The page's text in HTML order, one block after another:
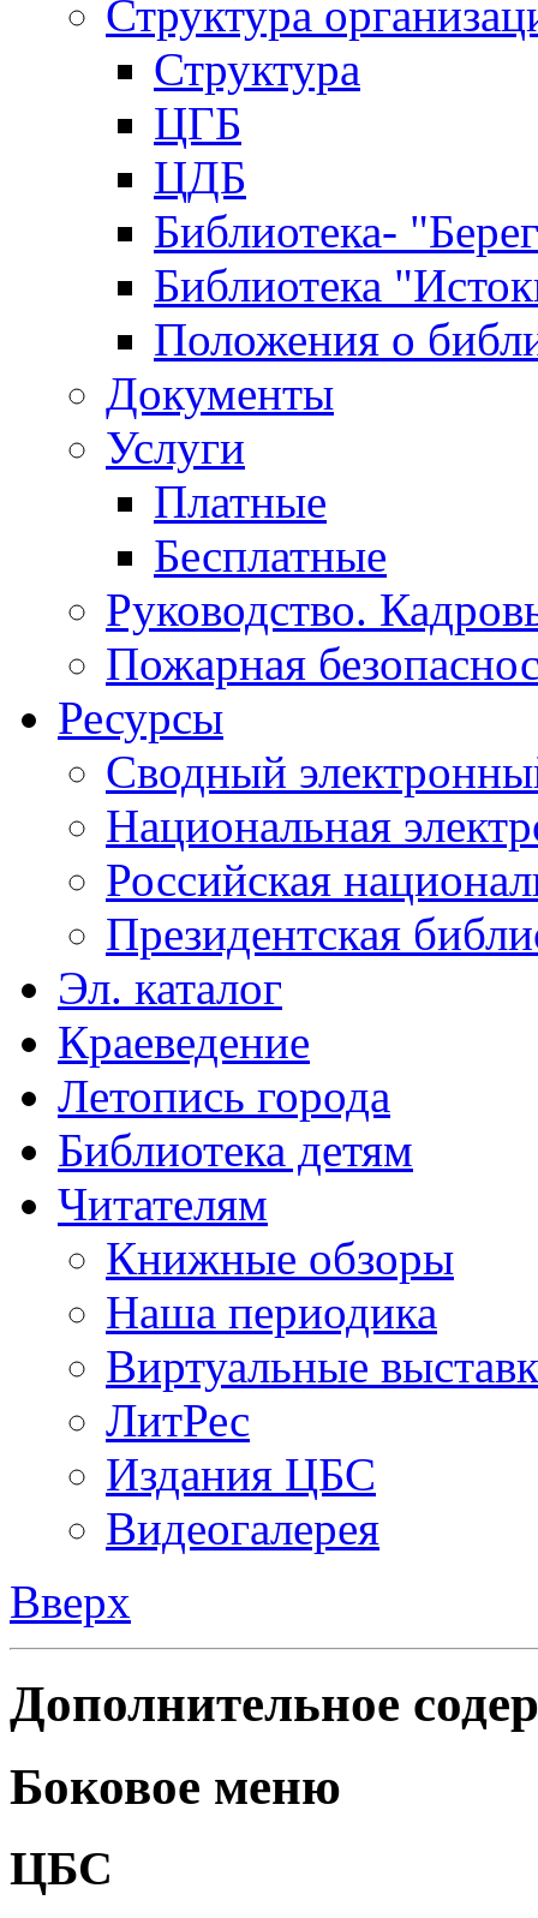
Структура
Структура
ЦГБ
ЦДБ
Библиотека-
Библиотека
Положения о
Документы
Услуги
Платные
Бесплатные
Руководство.
Пожарная
Ресурсы
Сводный
Национальная
Российская
Президентская
Эл. каталог
Краеведение
Летопись города
Библиотека детям
Читателям
Книжные обзоры
Наша периодика
Виртуальные
ЛитРес
Издания ЦБС
Видеогалерея
Вверх
Дополнительное
Боковое меню
ЦБС